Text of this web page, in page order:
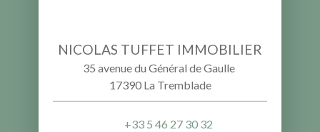
NICOLAS TUFFET IMMOBILIER
35 avenue du Général de Gaulle
17390 La Tremblade
+33 5 46 27 30 32